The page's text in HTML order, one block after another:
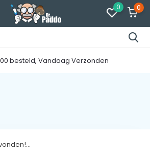
0 0
besteld, Vandaag Verzonden